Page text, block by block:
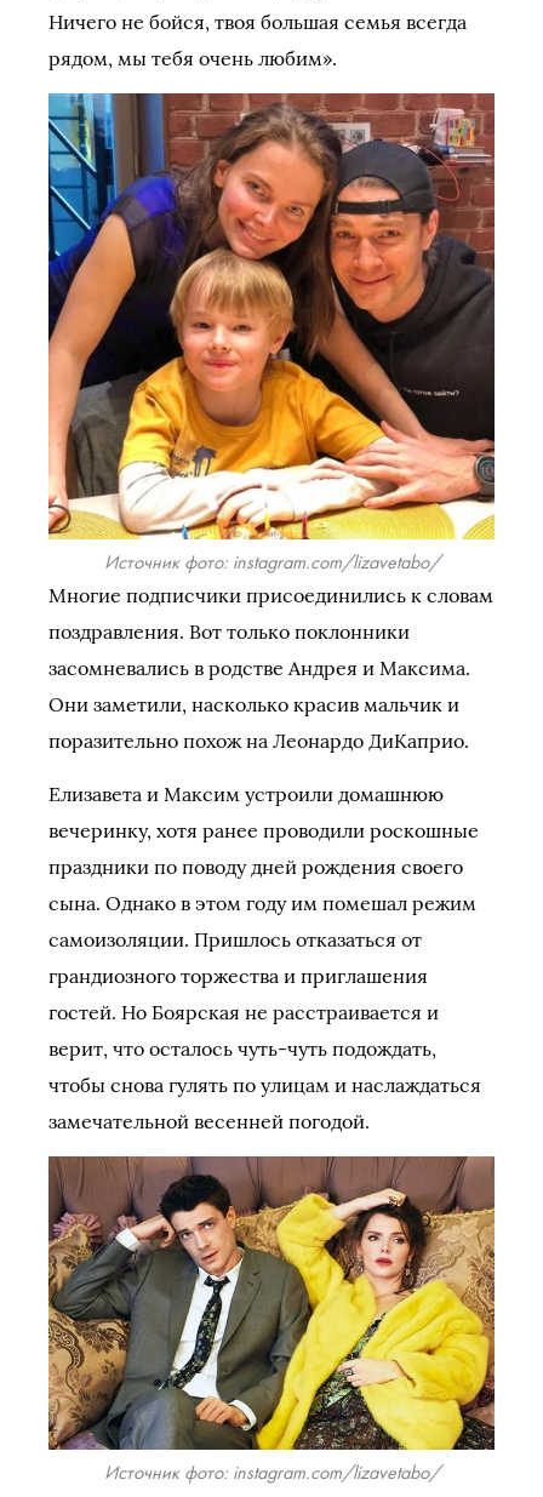
Ничего не бойся, твоя большая семья всегда
рядом, мы тебя очень любим».
Источник фото: instagram.com/lizavetabo/
Многие подписчики присоединились к словам
поздравления. Вот только поклонники
засомневались в родстве Андрея и Максима.
Они заметили, насколько красив мальчик и
поразительно похож на Леонардо ДиКаприо.
Елизавета и Максим устроили домашнюю
вечеринку, хотя ранее проводили роскошные
праздники по поводу дней рождения своего
сына. Однако в этом году им помешал режим
самоизоляции. Пришлось отказаться от
грандиозного торжества и приглашения
гостей. Но Боярская не расстраивается и
верит, что осталось чуть-чуть подождать,
чтобы снова гулять по улицам и наслаждаться
замечательной весенней погодой.
Источник фото: instagram.com/lizavetabo/